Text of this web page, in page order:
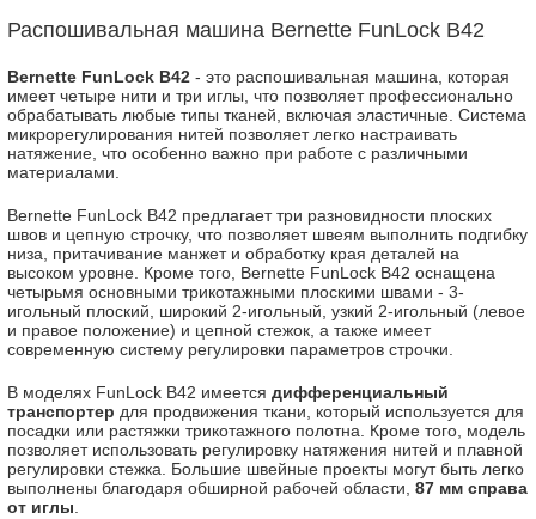
Распошивальная машина Bernette FunLock B42
Bernette FunLock B42 - это распошивальная машина, которая
имеет четыре нити и три иглы, что позволяет профессионально
обрабатывать любые типы тканей, включая эластичные. Система
микрорегулирования нитей позволяет легко настраивать
натяжение, что особенно важно при работе с различными
материалами.
Bernette FunLock B42 предлагает три разновидности плоских
швов и цепную строчку, что позволяет швеям выполнить подгибку
низа, притачивание манжет и обработку края деталей на
высоком уровне. Кроме того, Bernette FunLock B42 оснащена
четырьмя основными трикотажными плоскими швами - 3-
игольный плоский, широкий 2-игольный, узкий 2-игольный (левое
и правое положение) и цепной стежок, а также имеет
современную систему регулировки параметров строчки.
В моделях FunLock B42 имеется дифференциальный
транспортер для продвижения ткани, который используется для
посадки или растяжки трикотажного полотна. Кроме того, модель
позволяет использовать регулировку натяжения нитей и плавной
регулировки стежка. Большие швейные проекты могут быть легко
выполнены благодаря обширной рабочей области, 87 мм справа
от иглы